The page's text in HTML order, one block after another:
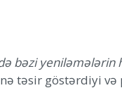
bəzi yeniləmələrin
təsir göstərdiyi və